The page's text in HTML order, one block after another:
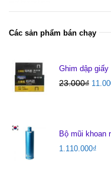
Các sản phẩm bán chạy
Ghim dập
23.000₫
Bộ mũi khoan
1.110.000₫